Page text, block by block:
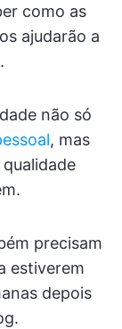
como as
ajudarão a
não só
, mas
precisam
estiverem
depois